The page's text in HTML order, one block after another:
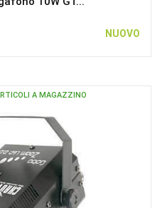
NUOVO
A MAGAZZINO